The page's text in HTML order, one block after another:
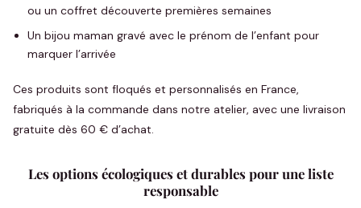
ou un coffret découverte premières semaines
Un bijou maman gravé avec le prénom de l’enfant pour
marquer l’arrivée
Ces produits sont floqués et personnalisés en France,
fabriqués à la commande dans notre atelier, avec une livraison
gratuite dès 60 € d’achat.
Les options écologiques et durables pour une liste
responsable